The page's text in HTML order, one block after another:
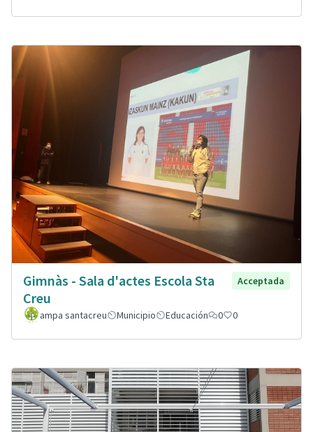
Gimnàs - Sala d'actes Escola Sta
Creu
Acceptada
ampa santacreu Municipio Educación 0 0